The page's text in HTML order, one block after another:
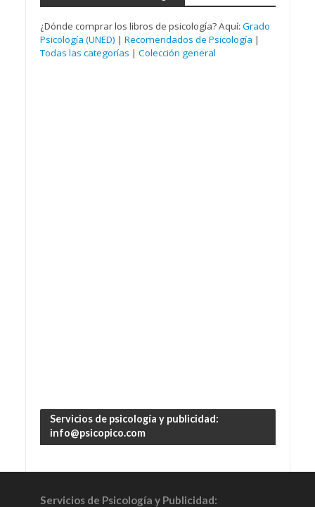
¿Dónde comprar los libros de psicología? Aquí: Grado
Psicología (UNED) | Recomendados de Psicología |
Todas las categorías | Colección general
Servicios de psicología y publicidad:
info@psicopico.com
Servicios de Psicología y Publicidad: